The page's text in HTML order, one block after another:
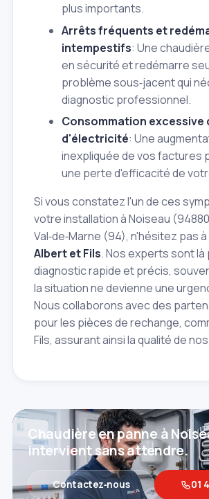
plus importants.
Arrêts fréquents et
intempestifs: Une
en sécurité et redémarre
problème sous‑jacent qui
diagnostic professionnel.
Consommation excessive
d'électricité: Une
inexpliquée de vos factures
une perte d'efficacité de
Si vous constatez l'un de ces
votre installation à Noiseau
Val‑de‑Marne (94), n'hésitez pas
Albert et Fils. Nos experts sont là
diagnostic rapide et précis,
la situation ne devienne une
Nous collaborons avec des
pour les pièces de rechange,
Fils, assurant ainsi la qualité de
Chaudière en panne à
intervient sans attendre.
Contactez‑nous 01